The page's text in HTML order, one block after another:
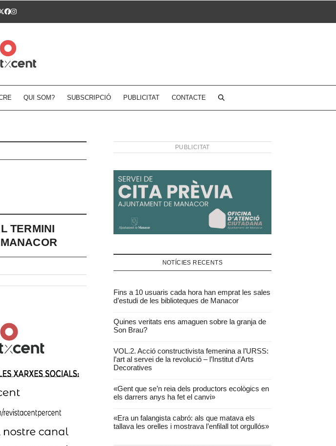
Twitter
Facebook
Instagram
QUI SOM? SUBSCRIPCIÓ PUBLICITAT CONTACTE
TERMINI
PUBLICITAT
NOTÍCIES RECENTS
Fins a 10 usuaris cada hora han emprat les sales
d’estudi de les biblioteques de Manacor
Quines veritats ens amaguen sobre la granja de
Son Brau?
VOL.2. Acció constructivista femenina a l’URSS:
l’art al servei de la revolució – l’Institut d’Arts
Decoratives
«Gent que se’n reia dels productors ecològics en
els darrers anys ha fet el canvi»
«Era un falangista cabró: als que matava els
tallava les orelles i mostrava l’enfilall tot orgullós»